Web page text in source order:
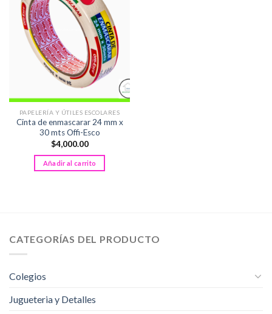
PAPELERÍA Y ÚTILES ESCOLARES
Cinta de enmascarar 24 mm x
30 mts Offi-Esco
$4,000.00
Añadir al carrito
CATEGORÍAS DEL PRODUCTO
Colegios
Jugueteria y Detalles